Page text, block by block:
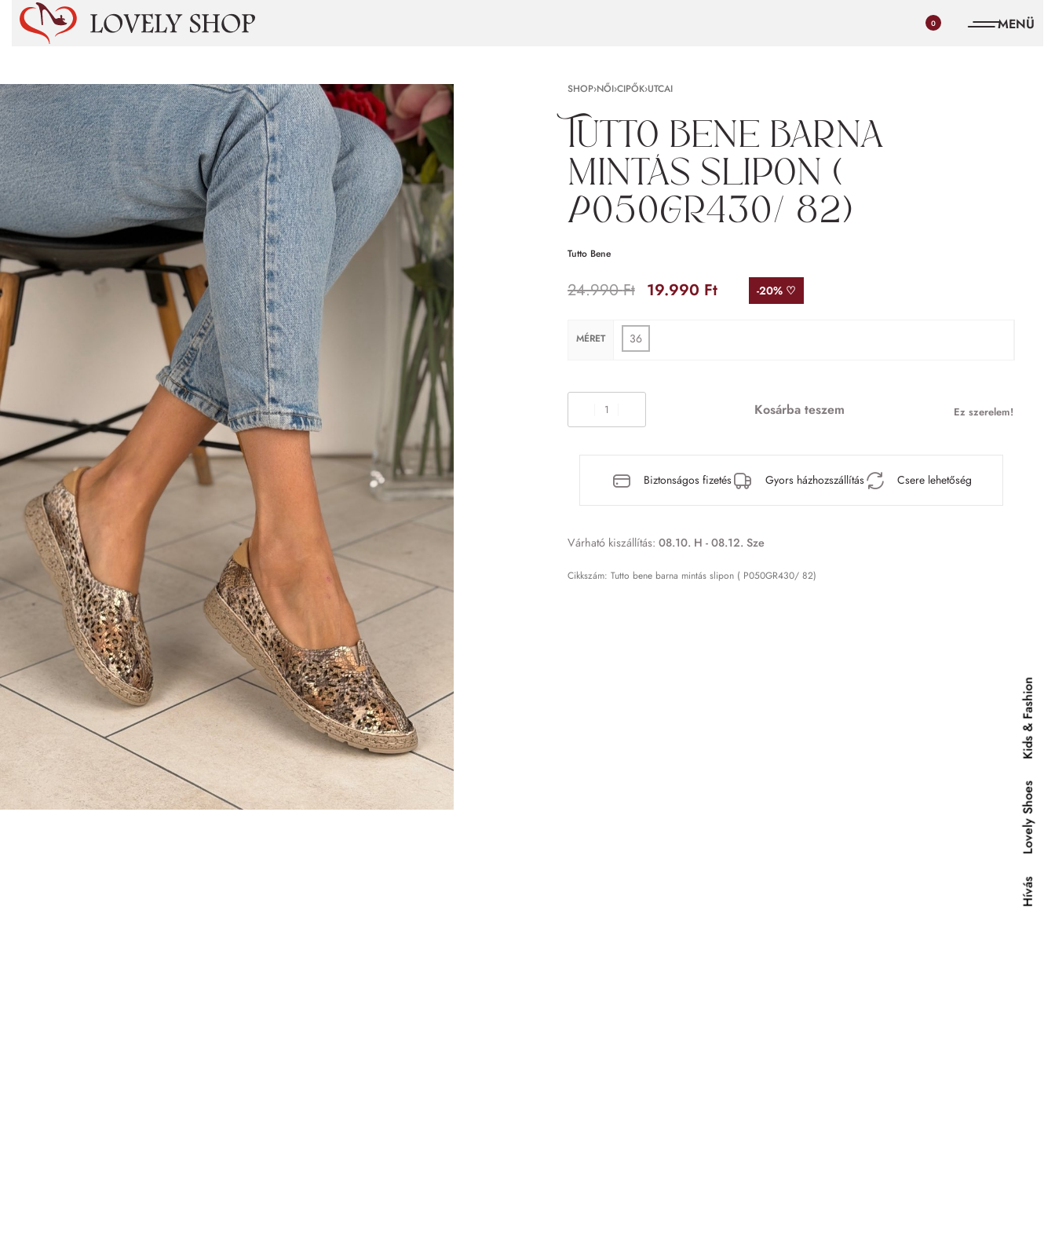
0
SHOP›NŐI›CIPŐK›UTCAI
Tutto bene barna
mintás slipon (
P050GR430/ 82)
Tutto Bene
24.990Ft 19.990 Ft -20% ♡
MÉRET 36
Kosárba teszem Ez szerelem!
Biztonságos fizetés Gyors házhozszállítás Csere lehetőség
Várható kiszállítás: 08.10. H - 08.12. Sze
Tutto bene barna mintás slipon ( P050GR430/ 82)
Hívás
Lovely Shoes
Kids & Fashion